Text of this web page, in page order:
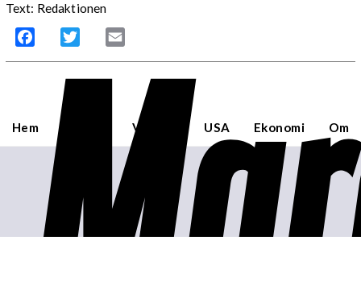
Text: Redaktionen
Facebook Twitter
Hem Världen USA Ekonomi Om